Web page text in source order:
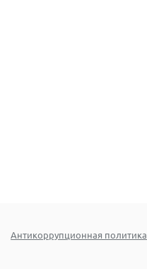
Антикоррупционная политика